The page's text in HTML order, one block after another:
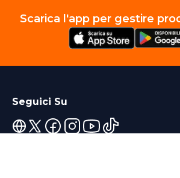
Scarica l'app per gestire
Seguici Su